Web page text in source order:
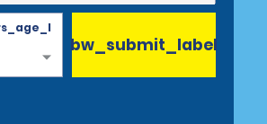
bw_submit_label